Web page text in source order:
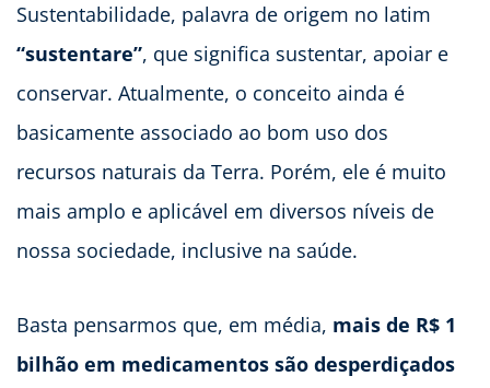
Sustentabilidade, palavra de origem no latim
“sustentare”, que significa sustentar, apoiar e
conservar. Atualmente, o conceito ainda é
basicamente associado ao bom uso dos
recursos naturais da Terra. Porém, ele é muito
mais amplo e aplicável em diversos níveis de
nossa sociedade, inclusive na saúde.
Basta pensarmos que, em média, mais de R$ 1
bilhão em medicamentos são desperdiçados